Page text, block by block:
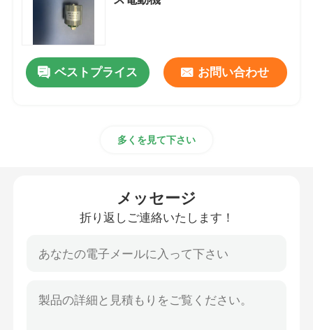
高速ヘアー ドライヤー
DCブラシレス モーター コントローラー
ベストプライス お問い合わせ
多くを見て下さい
メッセージ
折り返しご連絡いたします！